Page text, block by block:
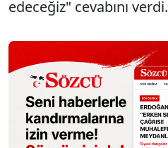
edeceğiz" cevabını verdi.